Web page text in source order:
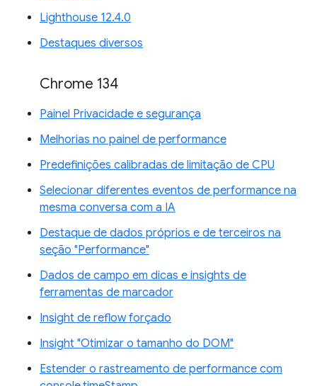
Lighthouse 12.4.0
Destaques diversos
Chrome 134
Painel Privacidade e segurança
Melhorias no painel de performance
Predefinições calibradas de limitação de CPU
Selecionar diferentes eventos de performance na
mesma conversa com a IA
Destaque de dados próprios e de terceiros na
seção "Performance"
Dados de campo em dicas e insights de
ferramentas de marcador
Insight de reflow forçado
Insight "Otimizar o tamanho do DOM"
Estender o rastreamento de performance com